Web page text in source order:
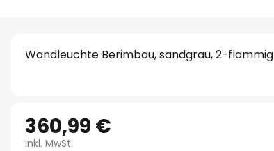
Wandleuchte Berimbau, sandgrau, 2-flammig
360,99 €
inkl. MwSt.